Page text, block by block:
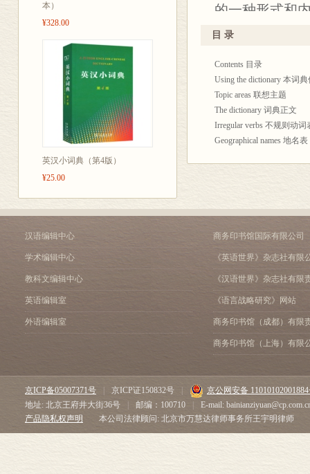
本）
¥328.00
英汉小词典（第4版）
¥25.00
的一种形式和
于“联想”（
的词或短语的
被分为23个联
举一反三的效
法和在写作时
帮助读者正确
这部词典的最
一个富于联想
人。学会使用
——北京大学
目 录
Contents 目录
Using the dictionary 本词
Topic areas 联想主题
The dictionary 词典正文
Irregular verbs 不规则动词
Geographical names 地名表
汉语编辑中心
学术编辑中心
教科文编辑中心
英语编辑室
外语编辑室
商务印书馆国际有限公司
《英语世界》杂志社有限
《汉语世界》杂志社有限
《语言战略研究》网站
商务印书馆（成都）有限
商务印书馆（上海）有限
京ICP备05007371号 京ICP证150832号
京公网安备
地址: 北京王府井大街36号
邮编：100710
E-mail:
产品隐私权声明
本公司法律顾问: 北京市万慧达律师事务所王宇明律师